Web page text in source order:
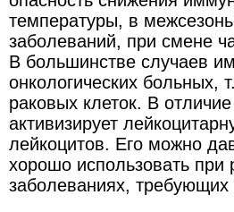
температуры, в
заболеваний, при смене
В большинстве случаев
онкологических больных,
раковых клеток. В
активизирует
лейкоцитов. Его можно
хорошо использовать при
заболеваниях,